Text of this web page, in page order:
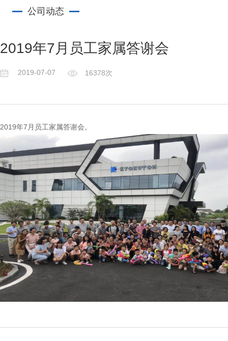
公司动态
2019年7月员工家属答谢会
2019-07-07 16378次
2019年7月员工家属答谢会。